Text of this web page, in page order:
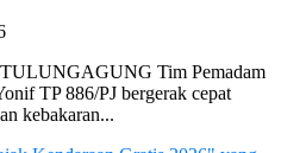
Tim Pemadam
TP 886/PJ bergerak cepat
kebakaran...